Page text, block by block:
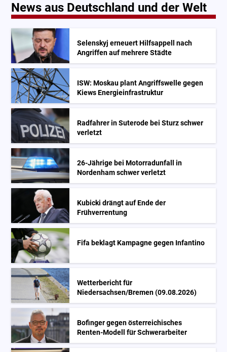
News aus Deutschland und der Welt
Selenskyj erneuert Hilfsappell nach
Angriffen auf mehrere Städte
ISW: Moskau plant Angriffswelle gegen
Kiews Energieinfrastruktur
Radfahrer in Suterode bei Sturz schwer
verletzt
26-Jährige bei Motorradunfall in
Nordenham schwer verletzt
Kubicki drängt auf Ende der
Frühverrentung
Fifa beklagt Kampagne gegen Infantino
Wetterbericht für
Niedersachsen/Bremen (09.08.2026)
Bofinger gegen österreichisches
Renten-Modell für Schwerarbeiter